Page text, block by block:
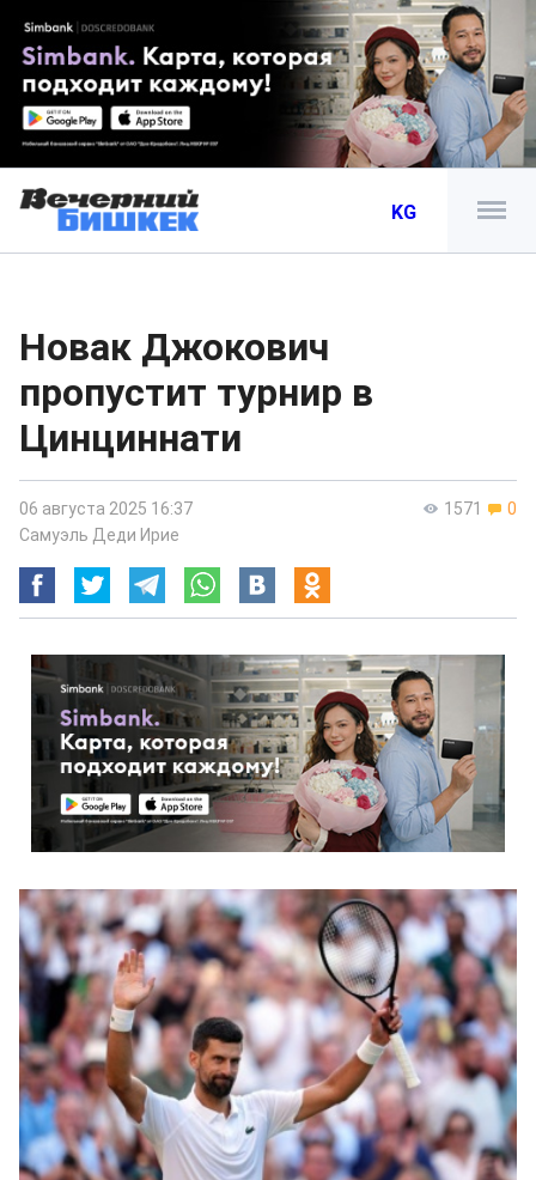
KG
Новак Джокович
пропустит турнир в
Цинциннати
1571 0
06 августа 2025 16:37
Самуэль Деди Ирие